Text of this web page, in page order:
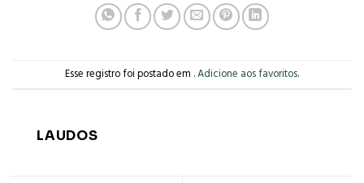
Esse registro foi postado em .Adicione aos favoritos.
LAUDOS